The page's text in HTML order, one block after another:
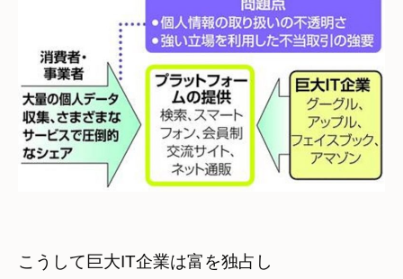
こうして巨大IT企業は富を独占し